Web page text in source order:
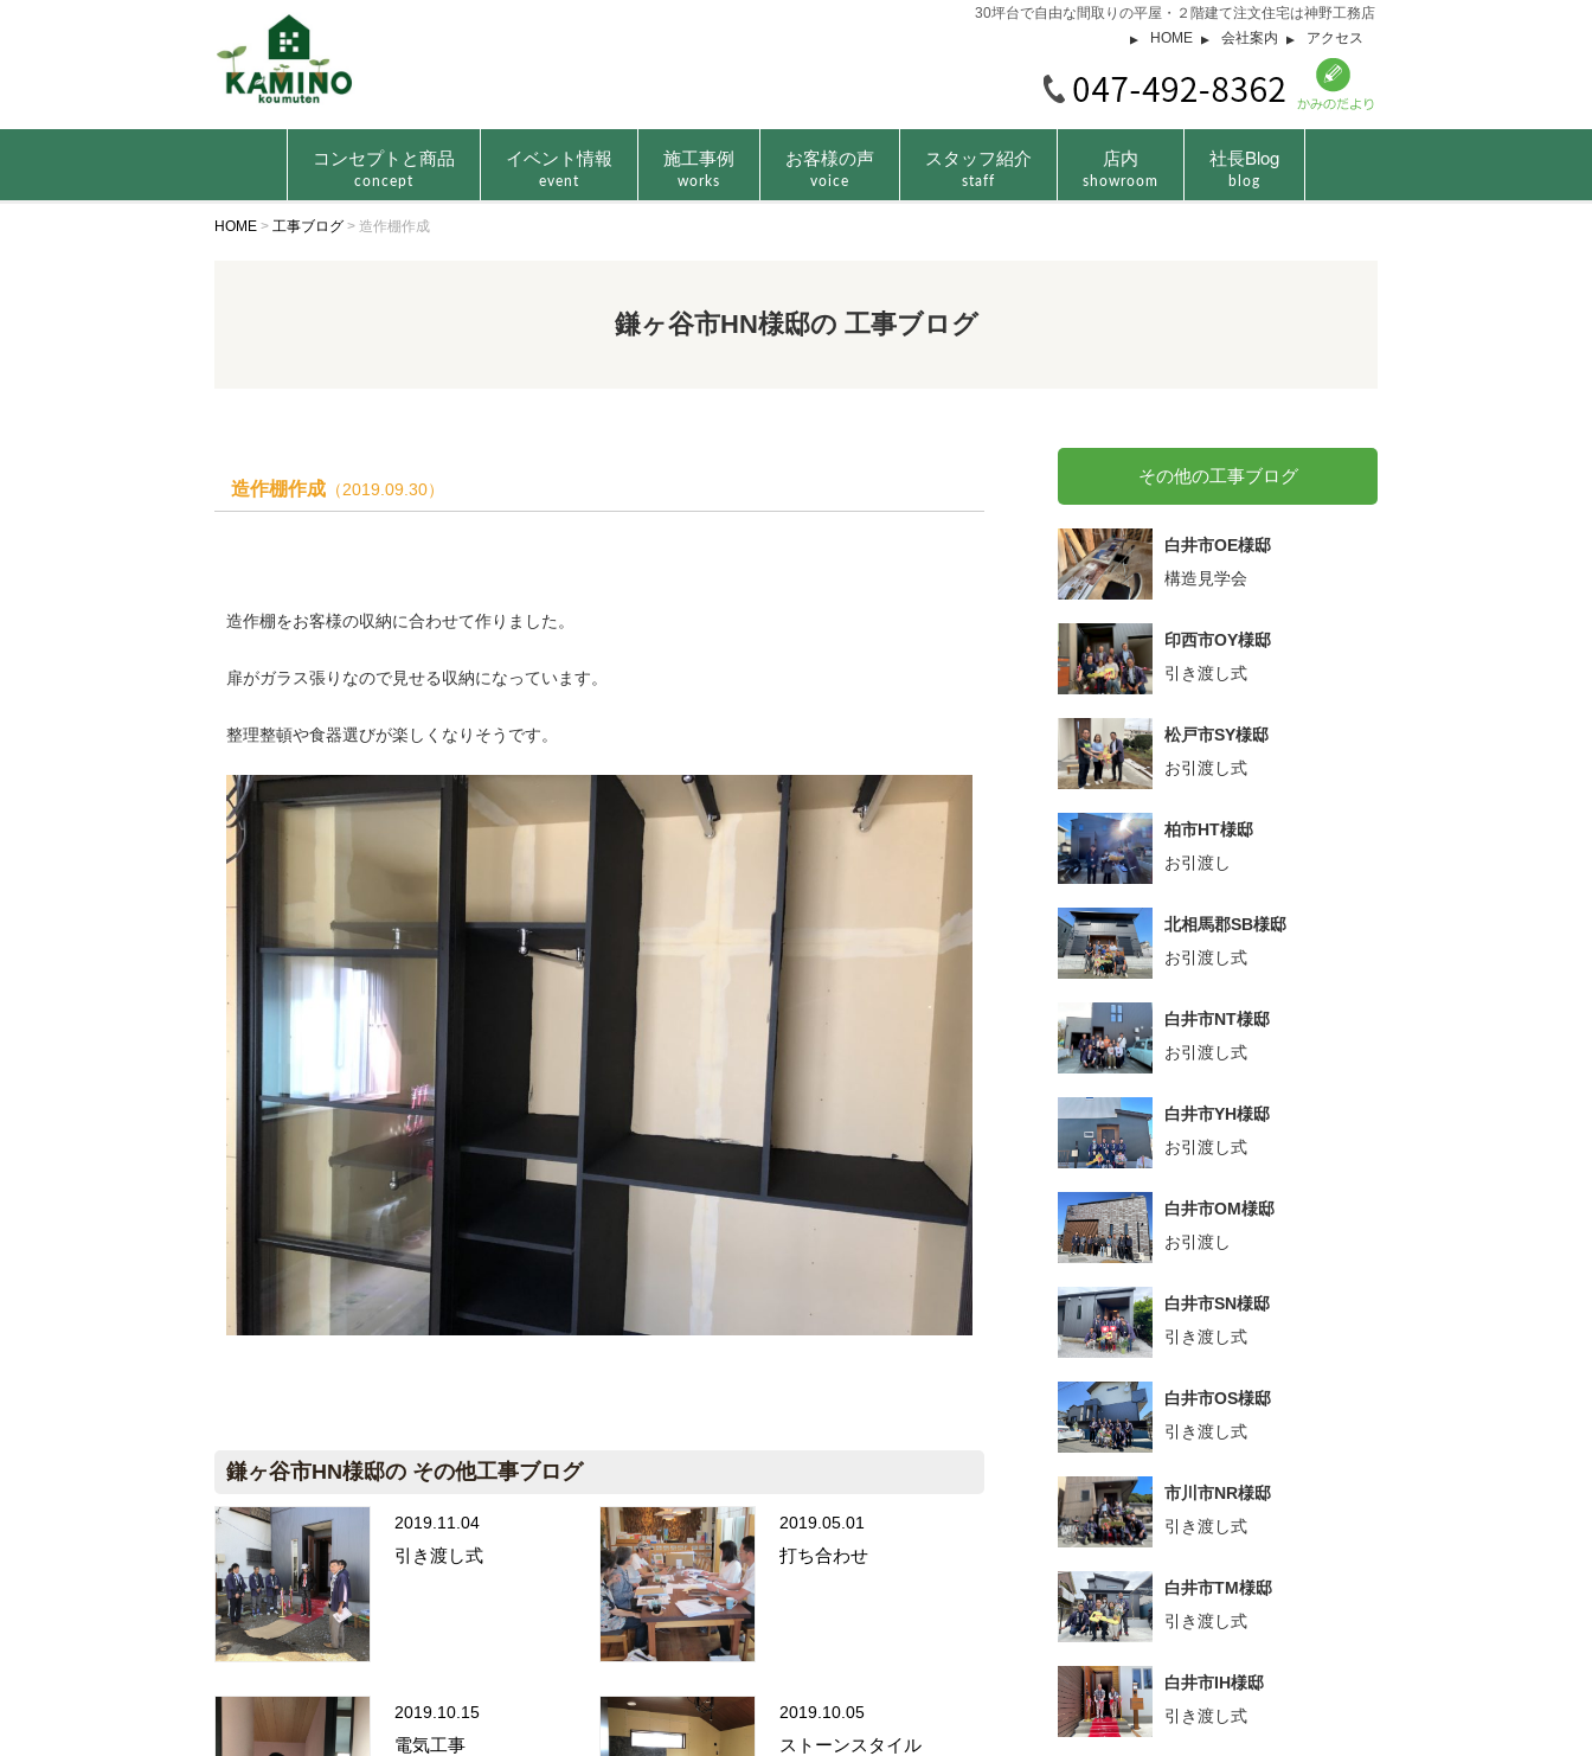
30坪台で自由な間取りの平屋・２階建て注文住宅は神野工務店
HOME
会社案内 アクセス
コンセプトと商品
concept
イベント情報
event
施工事例
works
お客様の声
voice
スタッフ紹介
staff
店内
showroom
社長Blog
blog
HOME > 工事ブログ > 造作棚作成
鎌ヶ谷市HN様邸の 工事ブログ
造作棚作成 （2019.09.30）
造作棚をお客様の収納に合わせて作りました。
扉がガラス張りなので見せる収納になっています。
整理整頓や食器選びが楽しくなりそうです。
鎌ヶ谷市HN様邸の その他工事ブログ
2019.11.04
引き渡し式
2019.05.01
打ち合わせ
2019.10.15
電気工事
2019.10.05
ストーンスタイル
その他の工事ブログ
白井市OE様邸
構造見学会
印西市OY様邸
引き渡し式
松戸市SY様邸
お引渡し式
柏市HT様邸
お引渡し
北相馬郡SB様邸
お引渡し式
白井市NT様邸
お引渡し式
白井市YH様邸
お引渡し式
白井市OM様邸
お引渡し
白井市SN様邸
引き渡し式
白井市OS様邸
引き渡し式
市川市NR様邸
引き渡し式
白井市TM様邸
引き渡し式
白井市IH様邸
引き渡し式